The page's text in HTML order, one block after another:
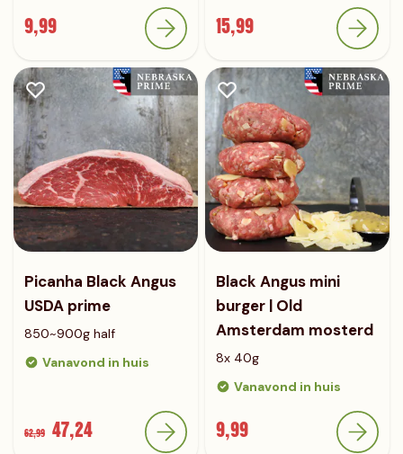
9,99 15,99
Picanha Black Angus
USDA prime
850~900g half
Vanavond in huis
62,99 47,24
Black Angus mini
burger | Old
Amsterdam mosterd
8x 40g
Vanavond in huis
9,99